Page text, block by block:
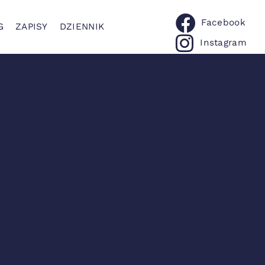
ZAPISY DZIENNIK
Facebook
Instagram